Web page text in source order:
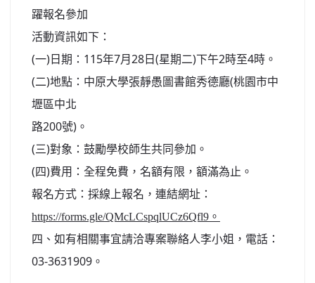
啟英高中-汽車科榮耀桃園
躍報名參加
活動資訊如下：
(一)日期：115年7月28日(星期二)下午2時至4時。
(二)地點：中原大學張靜愚圖書館秀德廳(桃園市中
壢區中北
路200號)。
(三)對象：鼓勵學校師生共同參加。
(四)費用：全程免費，名額有限，額滿為止。
報名方式：採線上報名，連結網址：
https://forms.gle/QMcLCspqlUCz6Qfl9。
四、如有相關事宜請洽專案聯絡人李小姐，電話：
03-3631909。